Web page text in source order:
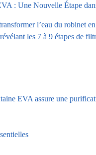
: Une Nouvelle Étape
l’eau du robinet
les 7 à 9 étapes de
EVA assure une